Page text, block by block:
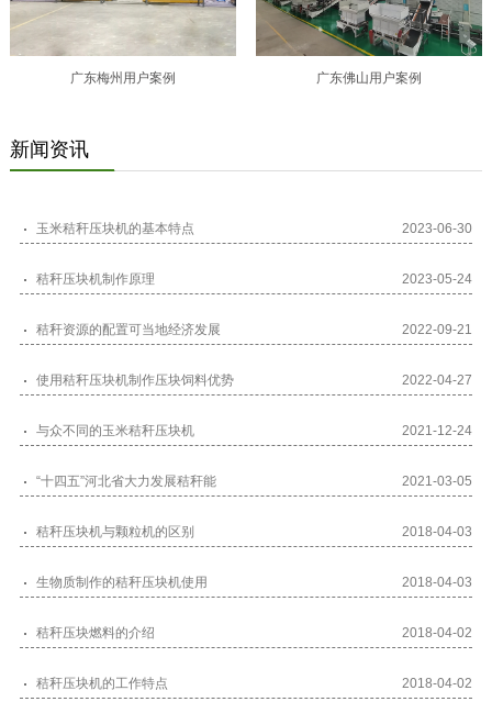
广东梅州用户案例 广东佛山用户案例
新闻资讯
玉米秸秆压块机的基本特点 2023-06-30
秸秆压块机制作原理 2023-05-24
秸秆资源的配置可当地经济发展 2022-09-21
使用秸秆压块机制作压块饲料优势 2022-04-27
与众不同的玉米秸秆压块机 2021-12-24
“十四五”河北省大力发展秸秆能 2021-03-05
秸秆压块机与颗粒机的区别 2018-04-03
生物质制作的秸秆压块机使用 2018-04-03
秸秆压块燃料的介绍 2018-04-02
秸秆压块机的工作特点 2018-04-02